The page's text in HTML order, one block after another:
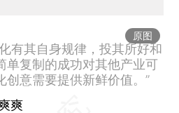
原图
有其自身规律，投其所好和
单复制的成功对其他产业可
创意需要提供新鲜价值。”
爽